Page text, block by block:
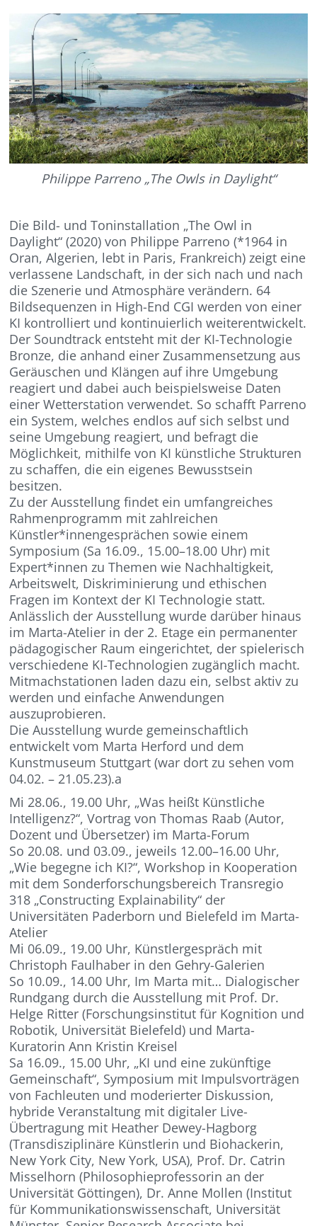
Philippe Parreno „The Owls in Daylight“
Die Bild- und Toninstallation „The Owl in
Daylight“ (2020) von Philippe Parreno (*1964 in
Oran, Algerien, lebt in Paris, Frankreich) zeigt eine
verlassene Landschaft, in der sich nach und nach
die Szenerie und Atmosphäre verändern. 64
Bildsequenzen in High-End CGI werden von einer
KI kontrolliert und kontinuierlich weiterentwickelt.
Der Soundtrack entsteht mit der KI-Technologie
Bronze, die anhand einer Zusammensetzung aus
Geräuschen und Klängen auf ihre Umgebung
reagiert und dabei auch beispielsweise Daten
einer Wetterstation verwendet. So schafft Parreno
ein System, welches endlos auf sich selbst und
seine Umgebung reagiert, und befragt die
Möglichkeit, mithilfe von KI künstliche Strukturen
zu schaffen, die ein eigenes Bewusstsein
besitzen.
Zu der Ausstellung findet ein umfangreiches
Rahmenprogramm mit zahlreichen
Künstler*innengesprächen sowie einem
Symposium (Sa 16.09., 15.00–18.00 Uhr) mit
Expert*innen zu Themen wie Nachhaltigkeit,
Arbeitswelt, Diskriminierung und ethischen
Fragen im Kontext der KI Technologie statt.
Anlässlich der Ausstellung wurde darüber hinaus
im Marta-Atelier in der 2. Etage ein permanenter
pädagogischer Raum eingerichtet, der spielerisch
verschiedene KI-Technologien zugänglich macht.
Mitmachstationen laden dazu ein, selbst aktiv zu
werden und einfache Anwendungen
auszuprobieren.
Die Ausstellung wurde gemeinschaftlich
entwickelt vom Marta Herford und dem
Kunstmuseum Stuttgart (war dort zu sehen vom
04.02. – 21.05.23).a
Mi 28.06., 19.00 Uhr, „Was heißt Künstliche
Intelligenz?“, Vortrag von Thomas Raab (Autor,
Dozent und Übersetzer) im Marta-Forum
So 20.08. und 03.09., jeweils 12.00–16.00 Uhr,
„Wie begegne ich KI?“, Workshop in Kooperation
mit dem Sonderforschungsbereich Transregio
318 „Constructing Explainability“ der
Universitäten Paderborn und Bielefeld im Marta-
Atelier
Mi 06.09., 19.00 Uhr, Künstlergespräch mit
Christoph Faulhaber in den Gehry-Galerien
So 10.09., 14.00 Uhr, Im Marta mit… Dialogischer
Rundgang durch die Ausstellung mit Prof. Dr.
Helge Ritter (Forschungsinstitut für Kognition und
Robotik, Universität Bielefeld) und Marta-
Kuratorin Ann Kristin Kreisel
Sa 16.09., 15.00 Uhr, „KI und eine zukünftige
Gemeinschaft“, Symposium mit Impulsvorträgen
von Fachleuten und moderierter Diskussion,
hybride Veranstaltung mit digitaler Live-
Übertragung mit Heather Dewey-Hagborg
(Transdisziplinäre Künstlerin und Biohackerin,
New York City, New York, USA), Prof. Dr. Catrin
Misselhorn (Philosophieprofessorin an der
Universität Göttingen), Dr. Anne Mollen (Institut
für Kommunikationswissenschaft, Universität